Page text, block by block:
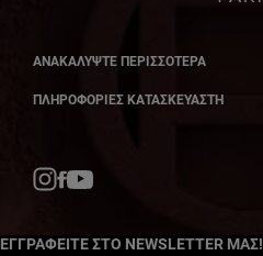
ΑΝΑΚΑΛΎΨΤΕ ΠΕΡΙΣΣΌΤΕΡΑ
ΠΛΗΡΟΦΟΡΙΕΣ ΚΑΤΑΣΚΕΥΑΣΤΗ
ΕΓΓΡΑΦΕΙΤΕ ΣΤΟ NEWSLETTER ΜΑΣ!